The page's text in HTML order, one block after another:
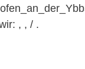
, , / .